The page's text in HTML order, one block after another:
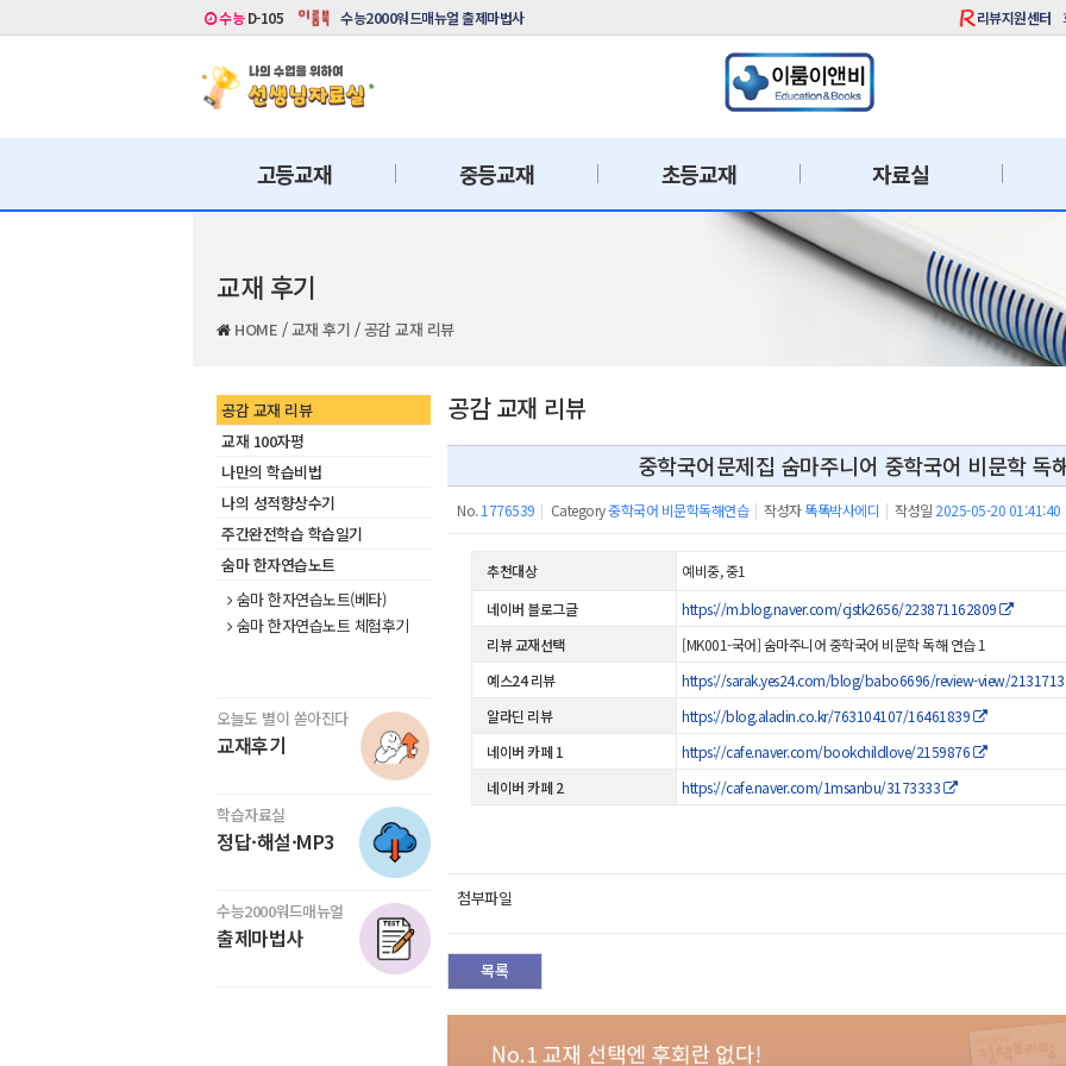
수능D-105 수능2000워드매뉴얼 출제마법사 리뷰지원센터
고등교재 중등교재 초등교재 자료실
교재 후기
HOME /교재 후기 /공감 교재 리뷰
공감 교재 리뷰
교재 100자평
나만의 학습비법
나의 성적향상수기
주간완전학습 학습일기
숨마 한자연습노트
숨마 한자연습노트(베타)
숨마 한자연습노트 체험후기
오늘도 별이 쏟아진다
교재후기
학습자료실
정답·해설·MP3
수능2000워드매뉴얼
출제마법사
공감 교재 리뷰
중학국어문제집 숨마주니어 중학국어 비문학 독
No. 1776539 | Category중학국어 비문학독해연습 | 작성자 똑똑박사에디 | 작성일 2025-05-20 01:41:40
추천대상
예비중, 중1
네이버 블로그글
https://m.blog.naver.com/cjstk2656/223871162809
리뷰 교재선택
[MK001-국어] 숨마주니어 중학국어 비문학 독해 연습 1
예스24 리뷰
https://sarak.yes24.com/blog/babo6696/review-view/
알라딘 리뷰
https://blog.aladin.co.kr/763104107/16461839
네이버 카페 1
https://cafe.naver.com/bookchildlove/2159876
네이버 카페 2
https://cafe.naver.com/1msanbu/3173333
첨부파일
목록